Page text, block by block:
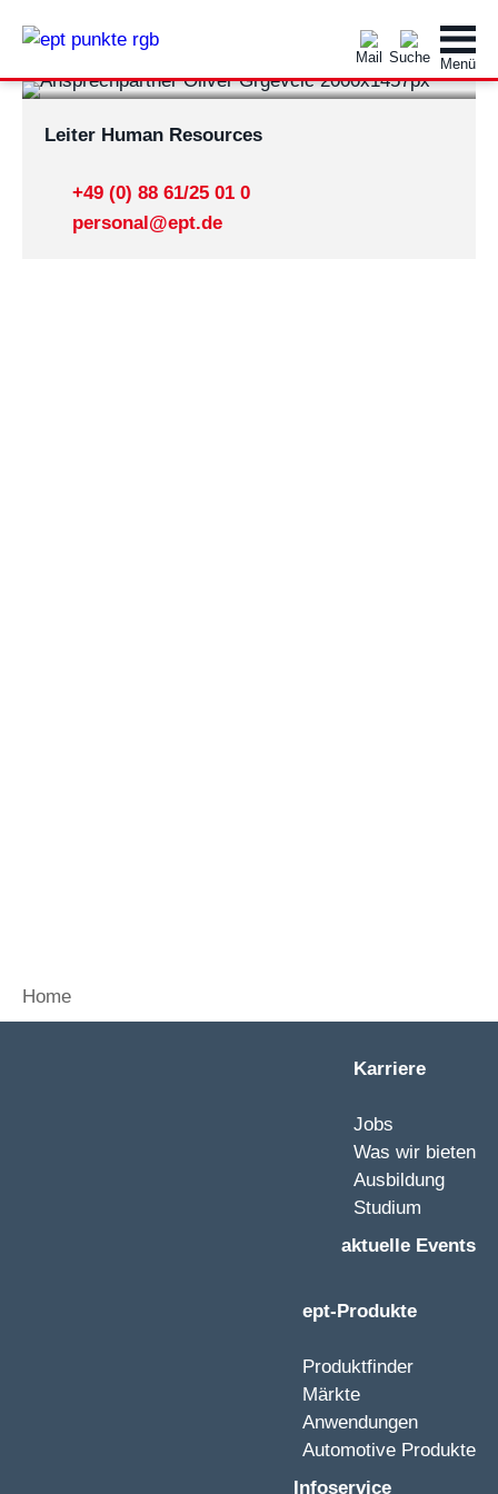
Leiter Human Resources
+49 (0) 88 61/25 01 0
personal@ept.de
Home
Karriere
Jobs
Was wir bieten
Ausbildung
Studium
aktuelle Events
ept-Produkte
Produktfinder
Märkte
Anwendungen
Automotive Produkte
Infoservice